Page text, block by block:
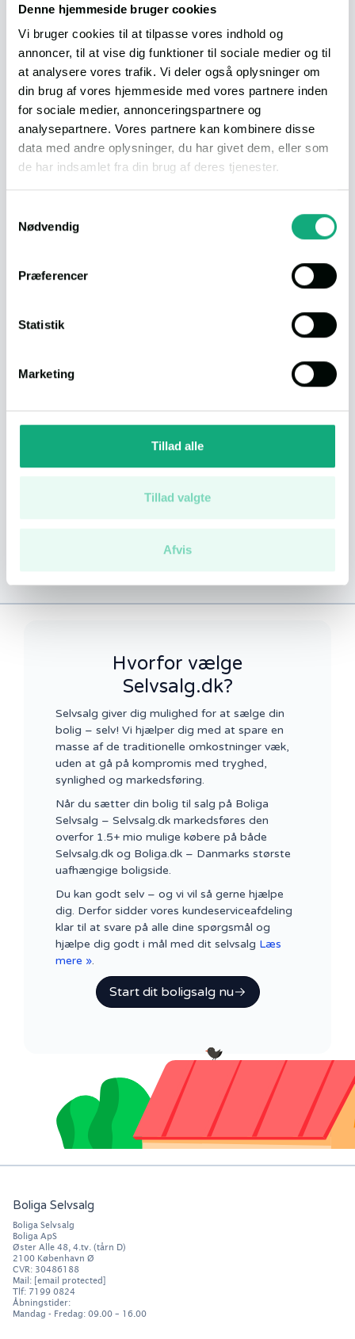
Denne hjemmeside bruger cookies
Vi bruger cookies til at tilpasse vores indhold og
annoncer, til at vise dig funktioner til sociale medier og til
at analysere vores trafik. Vi deler også oplysninger om
din brug af vores hjemmeside med vores partnere inden
for sociale medier, annonceringspartnere og
analysepartnere. Vores partnere kan kombinere disse
data med andre oplysninger, du har givet dem, eller som
de har indsamlet fra din brug af deres tjenester.
Nødvendig
Præferencer
Statistik
Marketing
Tillad alle
Tillad valgte
Afvis
Udbetaling
Værelser
Grund
1.418 m²
Byggeår
1900
Energimærke
Salgsopstilling
Tilstandsrapport
Se boligen på Boliga
- også hvis banken siger nej
Hvorfor vælge
Selvsalg.dk?
Selvsalg giver dig mulighed for at sælge din
bolig – selv! Vi hjælper dig med at spare en
masse af de traditionelle omkostninger væk,
uden at gå på kompromis med tryghed,
synlighed og markedsføring.
Når du sætter din bolig til salg på Boliga
Selvsalg – Selvsalg.dk markedsføres den
overfor 1.5+ mio mulige købere på både
Selvsalg.dk og Boliga.dk – Danmarks største
uafhængige boligside.
Du kan godt selv – og vi vil så gerne hjælpe
dig. Derfor sidder vores kundeserviceafdeling
klar til at svare på alle dine spørgsmål og
hjælpe dig godt i mål med dit selvsalg Læs
mere ».
Start dit boligsalg nu
Boliga Selvsalg
Boliga Selvsalg
Boliga ApS
Øster Alle 48, 4.tv. (tårn D)
2100 København Ø
CVR: 30486188
Mail: [email protected]
Tlf: 7199 0824
Åbningstider:
Mandag - Fredag: 09.00 – 16.00